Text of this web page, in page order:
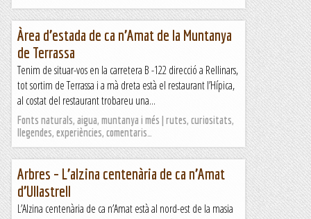
Àrea d’estada de ca n’Amat de la Muntanya
de Terrassa
Tenim de situar-vos en la carretera B -122 direcció a Rellinars,
tot sortim de Terrassa i a mà dreta està el restaurant l’Hípica,
al costat del restaurant trobareu una...
Fonts naturals, aigua, muntanya i més | rutes, curiositats,
llegendes, experiències, comentaris…
Arbres – L’alzina centenària de ca n’Amat
d’Ullastrell
L’Alzina centenària de ca n’Amat està al nord-est de la masia